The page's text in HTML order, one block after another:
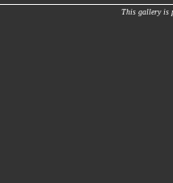
This gallery is